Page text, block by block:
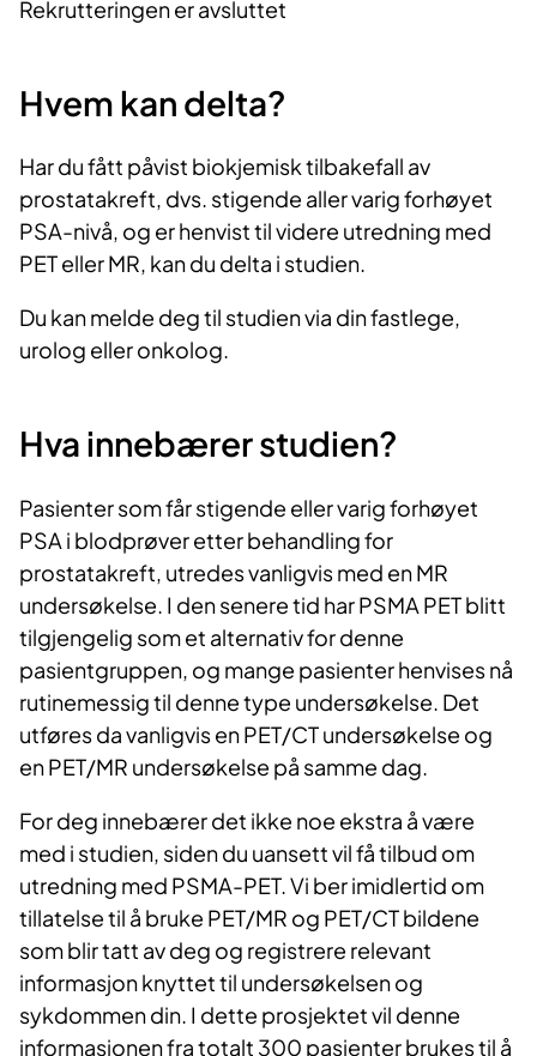
Rekrutteringen er avsluttet
Hvem kan delta?
Har du fått påvist biokjemisk tilbakefall av
prostatakreft, dvs. stigende aller varig forhøyet
PSA-nivå, og er henvist til videre utredning med
PET eller MR, kan du delta i studien.
Du kan melde deg til studien via din fastlege,
urolog eller onkolog.
Hva innebærer studien?
Pasienter som får stigende eller varig forhøyet
PSA i blodprøver etter behandling for
prostatakreft, utredes vanligvis med en MR
undersøkelse. I den senere tid har PSMA PET blitt
tilgjengelig som et alternativ for denne
pasientgruppen, og mange pasienter henvises nå
rutinemessig til denne type undersøkelse. Det
utføres da vanligvis en PET/CT undersøkelse og
en PET/MR undersøkelse på samme dag.
For deg innebærer det ikke noe ekstra å være
med i studien, siden du uansett vil få tilbud om
utredning med PSMA-PET. Vi ber imidlertid om
tillatelse til å bruke PET/MR og PET/CT bildene
som blir tatt av deg og registrere relevant
informasjon knyttet til undersøkelsen og
sykdommen din. I dette prosjektet vil denne
informasjonen fra totalt 300 pasienter brukes til å